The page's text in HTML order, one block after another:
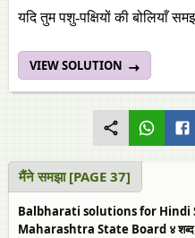
यदि तुम पशु-पक्षियों की बोलियाँ
VIEW SOLUTION
मैंने समझा [PAGE 37]
Balbharati solutions for Hindi
Maharashtra State Board ४ शब्द